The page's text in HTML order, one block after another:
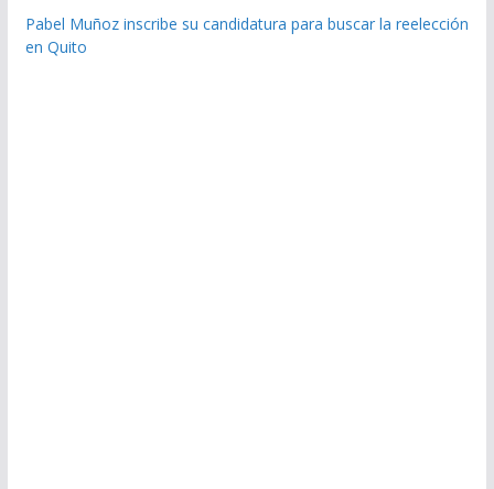
Pabel Muñoz inscribe su candidatura para buscar la reelección
en Quito